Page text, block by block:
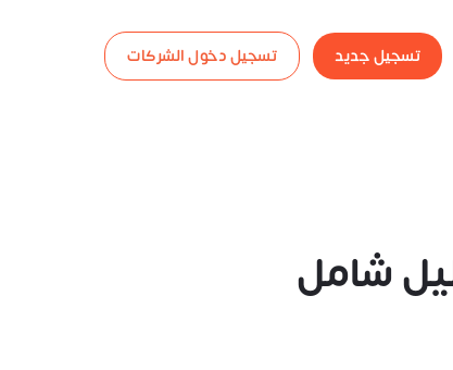
تسجيل جديد تسجيل دخول الشركات
شامل